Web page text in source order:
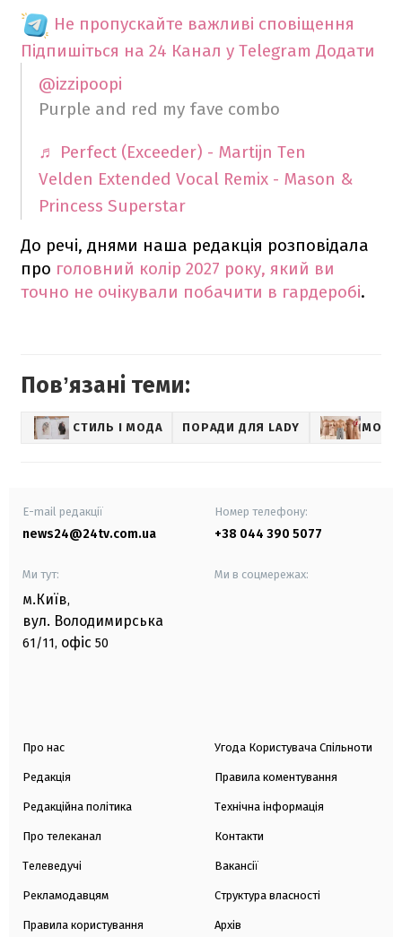
Не пропускайте важливі сповіщення
Підпишіться на 24 Канал у Telegram Додати
@izzipoopi
Purple and red my fave combo
♬ Perfect (Exceeder) - Martijn Ten
Velden Extended Vocal Remix - Mason &
Princess Superstar
До речі, днями наша редакція розповідала
про головний колір 2027 року, який ви
точно не очікували побачити в гардеробі.
Повʼязані теми:
СТИЛЬ І МОДА ПОРАДИ ДЛЯ LADY МОДА
E-mail редакції
news24@24tv.com.ua
Номер телефону:
+38 044 390 5077
Ми тут:
м.Київ,
вул. Володимирська
61/11, офіс 50
Ми в соцмережах:
Про нас
Редакція
Редакційна політика
Про телеканал
Телеведучі
Рекламодавцям
Правила користування
Угода Користувача Спільноти
Правила коментування
Технічна інформація
Контакти
Вакансії
Структура власності
Архів